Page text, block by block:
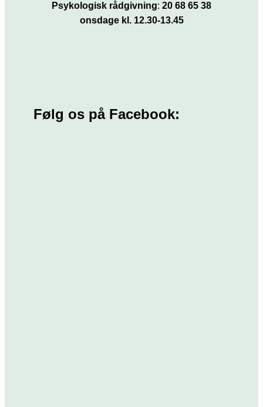
Psykologisk rådgivning: 20 68 65 38
onsdage kl. 12.30-13.45
Følg os på Facebook: